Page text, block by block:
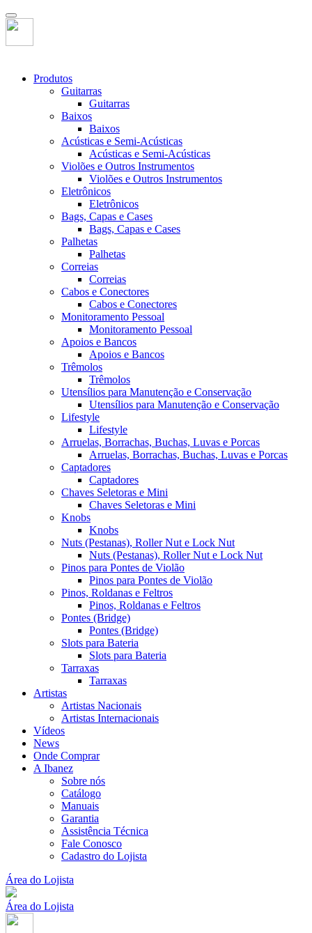
Produtos
Guitarras
Guitarras
Baixos
Baixos
Acústicas e Semi-Acústicas
Acústicas e Semi-Acústicas
Violões e Outros Instrumentos
Violões e Outros Instrumentos
Eletrônicos
Eletrônicos
Bags, Capas e Cases
Bags, Capas e Cases
Palhetas
Palhetas
Correias
Correias
Cabos e Conectores
Cabos e Conectores
Monitoramento Pessoal
Monitoramento Pessoal
Apoios e Bancos
Apoios e Bancos
Trêmolos
Trêmolos
Utensílios para Manutenção e Conservação
Utensílios para Manutenção e Conservação
Lifestyle
Lifestyle
Arruelas, Borrachas, Buchas, Luvas e Porcas
Arruelas, Borrachas, Buchas, Luvas e Porcas
Captadores
Captadores
Chaves Seletoras e Mini
Chaves Seletoras e Mini
Knobs
Knobs
Nuts (Pestanas), Roller Nut e Lock Nut
Nuts (Pestanas), Roller Nut e Lock Nut
Pinos para Pontes de Violão
Pinos para Pontes de Violão
Pinos, Roldanas e Feltros
Pinos, Roldanas e Feltros
Pontes (Bridge)
Pontes (Bridge)
Slots para Bateria
Slots para Bateria
Tarraxas
Tarraxas
Artistas
Artistas Nacionais
Artistas Internacionais
Vídeos
News
Onde Comprar
A Ibanez
Sobre nós
Catálogo
Manuais
Garantia
Assistência Técnica
Fale Conosco
Cadastro do Lojista
Área do Lojista
Área do Lojista